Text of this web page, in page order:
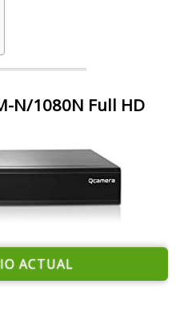
N/1080N Full HD
ACTUAL